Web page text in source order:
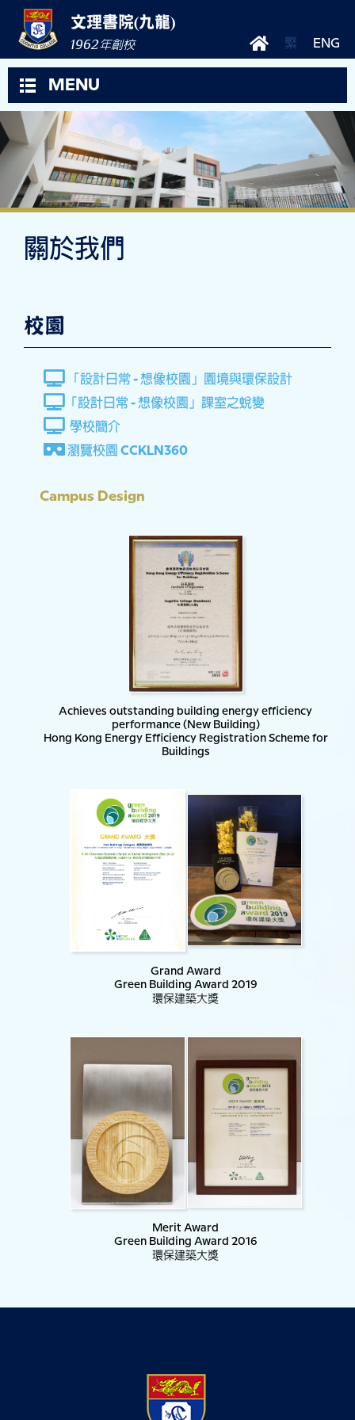
文理書院(九龍)
1962年創校 繁 ENG
MENU
關於我們
校園
「設計日常 - 想像校園」園境與環保設計
「設計日常 - 想像校園」課室之蛻變
學校簡介
瀏覽校園 CCKLN360
Campus Design
Achieves outstanding building energy efficiency
performance (New Building)
Hong Kong Energy Efficiency Registration Scheme for
Buildings
Grand Award
Green Building Award 2019
環保建築大獎
Merit Award
Green Building Award 2016
環保建築大獎